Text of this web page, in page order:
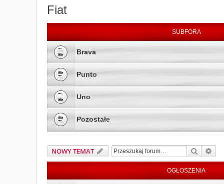
Fiat
SUBFORA
Brava
Punto
Uno
Pozostałe
NOWY TEMAT Szukaj
OGŁOSZENIA